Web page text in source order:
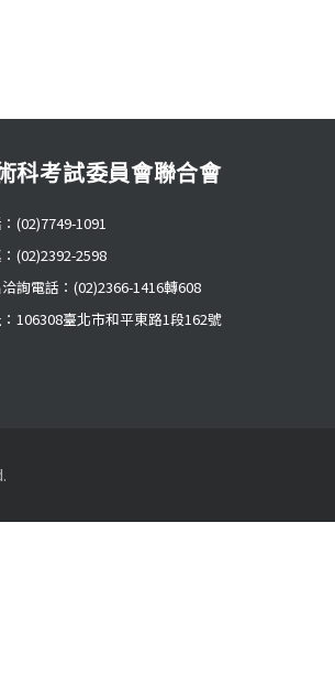
科考試委員會聯合會
(02)7749-1091
(02)2392-2598
詢電話：(02)2366-1416轉608
106308臺北市和平東路1段162號